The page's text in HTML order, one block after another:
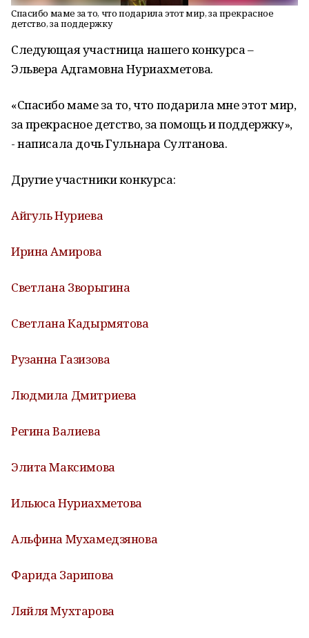
Спасибо маме за то, что подарила этот мир, за прекрасное
детство, за поддержку
Следующая участница нашего конкурса –
Эльвера Адгамовна Нуриахметова.
«Спасибо маме за то, что подарила мне этот мир,
за прекрасное детство, за помощь и поддержку»,
- написала дочь Гульнара Султанова.
Другие участники конкурса:
Айгуль Нуриева
Ирина Амирова
Светлана Зворыгина
Светлана Кадырмятова
Рузанна Газизова
Людмила Дмитриева
Регина Валиева
Элита Максимова
Ильюса Нуриахметова
Альфина Мухамедзянова
Фарида Зарипова
Ляйля Мухтарова